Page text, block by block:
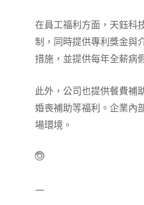
在員工福利方面，天鈺科
制，同時提供專利獎金與
措施，並提供每年全薪病
此外，公司也提供餐費補
婚喪補助等福利。企業內
場環境。
—